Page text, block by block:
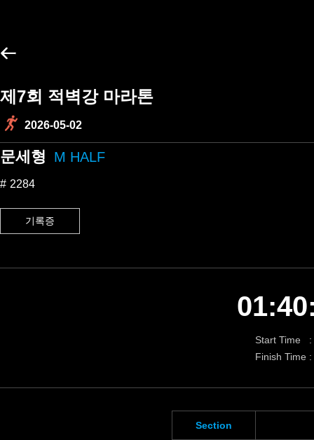
제7회 적벽강 마라톤
2026-05-02
문세형 M HALF
2284
기록증
Start Time :
Finish Time
Section